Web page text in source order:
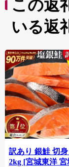
この返
いる返
訳あり 銀鮭 切
2kg [宮城東洋 宮